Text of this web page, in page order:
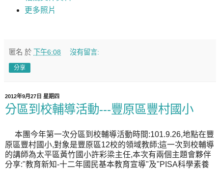
更多照片
匿名 於 下午6:08 沒有留言:
分享
2012年9月27日 星期四
分區到校輔導活動---豐原區豐村國小
本團今年第一次分區到校輔導活動時間:101.9.26,地點在豐
原區豐村國小,對象是豐原區12校的領域教師;這一次到校輔導
的講師為太平區黃竹國小許彩梁主任,本次有兩個主題會夥伴
分享:"教育新知-十二年國民基本教育宣導"及"PISA科學素養